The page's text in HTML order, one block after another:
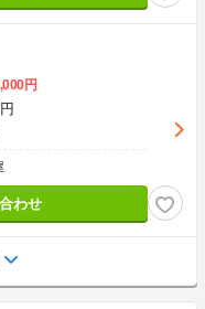
円
わせ